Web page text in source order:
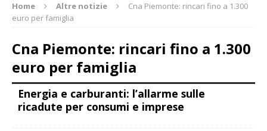
Home Altre notizie
Cna Piemonte: rincari fino a 1.300
euro per famiglia
Cna Piemonte: rincari fino a 1.300
euro per famiglia
Energia e carburanti: l’allarme sulle
ricadute per consumi e imprese